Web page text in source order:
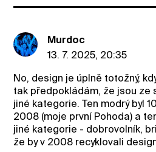
Murdoc
13. 7. 2025, 20:35
No, design je úplně totožný,
tak předpokládám, že jsou ze
jiné kategorie. Ten modrý byl
2008 (moje první Pohoda) a
jiné kategorie - dobrovolník,
že by v 2008 recyklovali